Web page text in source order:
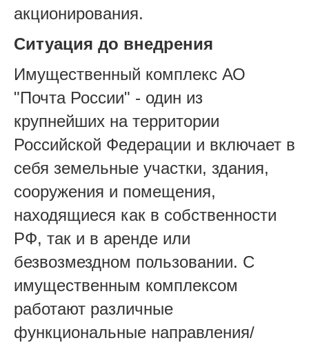
акционирования.
Ситуация до внедрения
Имущественный комплекс АО
"Почта России" - один из
крупнейших на территории
Российской Федерации и включает в
себя земельные участки, здания,
сооружения и помещения,
находящиеся как в собственности
РФ, так и в аренде или
безвозмездном пользовании. С
имущественным комплексом
работают различные
функциональные направления/